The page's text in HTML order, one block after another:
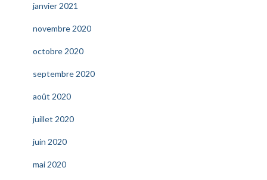
janvier 2021
novembre 2020
octobre 2020
septembre 2020
août 2020
juillet 2020
juin 2020
mai 2020